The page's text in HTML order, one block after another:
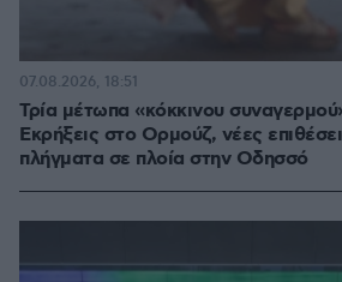
Τρία μέτωπα «κόκκινου
Εκρήξεις στο Ορμούζ, νέες
πλήγματα σε πλοία στην Οδησσό
07.08.2026, 18:51